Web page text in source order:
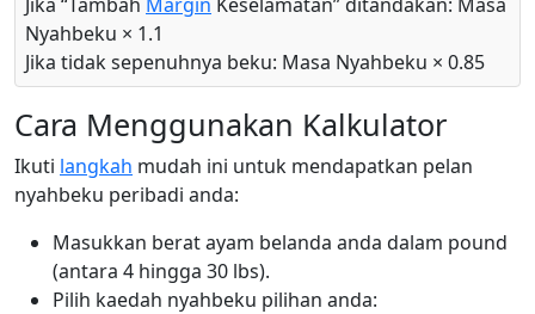
Nyahbeku × 1.1
Jika tidak sepenuhnya beku: Masa Nyahbeku × 0.85
Cara Menggunakan Kalkulator
Ikuti langkah mudah ini untuk mendapatkan pelan
nyahbeku peribadi anda:
Masukkan berat ayam belanda anda dalam pound
(antara 4 hingga 30 lbs).
Pilih kaedah nyahbeku pilihan anda: